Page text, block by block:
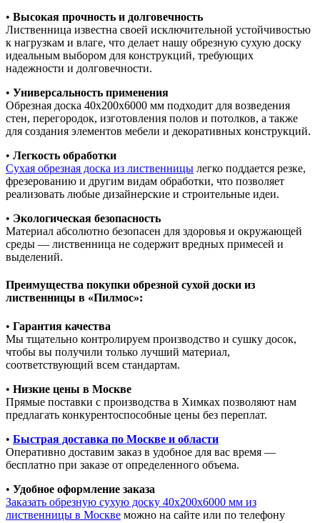
• Высокая прочность и долговечность
Лиственница известна своей исключительной устойчивостью
к нагрузкам и влаге, что делает нашу обрезную сухую доску
идеальным выбором для конструкций, требующих
надежности и долговечности.
• Универсальность применения
Обрезная доска 40х200х6000 мм подходит для возведения
стен, перегородок, изготовления полов и потолков, а также
для создания элементов мебели и декоративных конструкций.
• Легкость обработки
Сухая обрезная доска из лиственницы легко поддается резке,
фрезерованию и другим видам обработки, что позволяет
реализовать любые дизайнерские и строительные идеи.
• Экологическая безопасность
Материал абсолютно безопасен для здоровья и окружающей
среды — лиственница не содержит вредных примесей и
выделений.
Преимущества покупки обрезной сухой доски из
лиственницы в «Пилмос»:
• Гарантия качества
Мы тщательно контролируем производство и сушку досок,
чтобы вы получили только лучший материал,
соответствующий всем стандартам.
• Низкие цены в Москве
Прямые поставки с производства в Химках позволяют нам
предлагать конкурентоспособные цены без переплат.
• Быстрая доставка по Москве и области
Оперативно доставим заказ в удобное для вас время —
бесплатно при заказе от определенного объема.
• Удобное оформление заказа
Заказать обрезную сухую доску 40х200х6000 мм из
лиственницы в Москве можно на сайте или по телефону